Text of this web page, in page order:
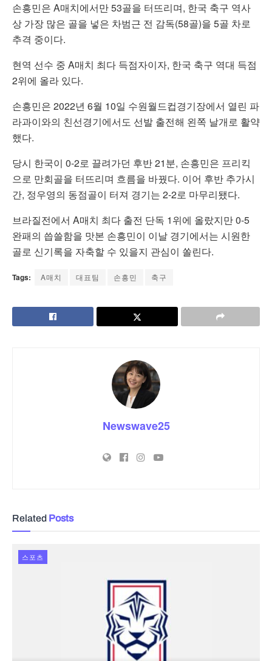
손흥민은 A매치에서만 53골을 터뜨리며, 한국 축구 역사
상 가장 많은 골을 넣은 차범근 전 감독(58골)을 5골 차로
추격 중이다.
현역 선수 중 A매치 최다 득점자이자, 한국 축구 역대 득점
2위에 올라 있다.
손흥민은 2022년 6월 10일 수원월드컵경기장에서 열린 파
라과이와의 친선경기에서도 선발 출전해 왼쪽 날개로 활약
했다.
당시 한국이 0-2로 끌려가던 후반 21분, 손흥민은 프리킥
으로 만회골을 터뜨리며 흐름을 바꿨다. 이어 후반 추가시
간, 정우영의 동점골이 터져 경기는 2-2로 마무리됐다.
브라질전에서 A매치 최다 출전 단독 1위에 올랐지만 0-5
완패의 씁쓸함을 맛본 손흥민이 이날 경기에서는 시원한
골로 신기록을 자축할 수 있을지 관심이 쏠린다.
Tags: A매치 대표팀 손흥민 축구
Newswave25
Related Posts
스포츠